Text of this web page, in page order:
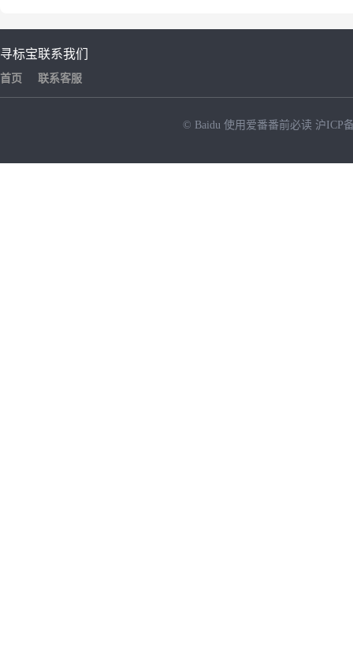
寻标宝
首页
联系我们
联系客服
© Baidu 使用爱番番前必读 沪ICP